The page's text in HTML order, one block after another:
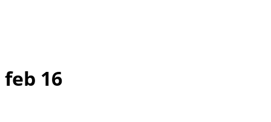
Skip
feb 16